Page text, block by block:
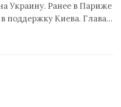
Украину. Ранее в Париже
поддержку Киева. Глава…